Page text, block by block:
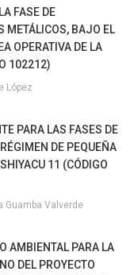
FASE DE
METÁLICOS, BAJO EL
OPERATIVA DE LA
102212)
López
PARA LAS FASES DE
DE PEQUEÑA
11 (CÓDIGO
Guamba Valverde
AMBIENTAL PARA LA
DEL PROYECTO